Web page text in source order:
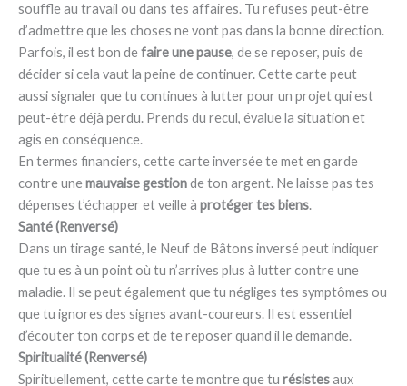
souffle au travail ou dans tes affaires. Tu refuses peut-être
d’admettre que les choses ne vont pas dans la bonne direction.
Parfois, il est bon defaire une pause, de se reposer, puis de
décider si cela vaut la peine de continuer. Cette carte peut
aussi signaler que tu continues à lutter pour un projet qui est
peut-être déjà perdu. Prends du recul, évalue la situation et
agis en conséquence.
En termes financiers, cette carte inversée te met en garde
contre unemauvaise gestionde ton argent. Ne laisse pas tes
dépenses t’échapper et veille à protéger tes biens.
Santé (Renversé)
Dans un tirage santé, le Neuf de Bâtons inversé peut indiquer
que tu es à un point où tu n’arrives plus à lutter contre une
maladie. Il se peut également que tu négliges tes symptômes ou
que tu ignores des signes avant-coureurs. Il est essentiel
d’écouter ton corps et de te reposer quand il le demande.
Spiritualité (Renversé)
Spirituellement, cette carte te montre que tu résistesaux